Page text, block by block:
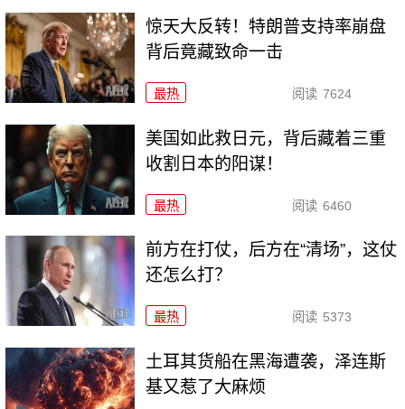
惊天大反转！特朗普支持率崩盘
背后竟藏致命一击
最热 阅读 7624
美国如此救日元，背后藏着三重
收割日本的阳谋！
最热 阅读 6460
前方在打仗，后方在“清场”，这仗
还怎么打？
最热 阅读 5373
土耳其货船在黑海遭袭，泽连斯
基又惹了大麻烦